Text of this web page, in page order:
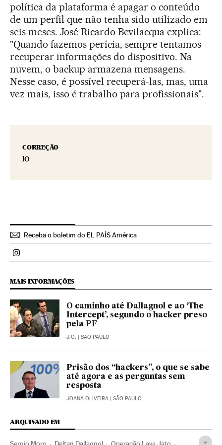
política da plataforma é apagar o conteúdo
de um perfil que não tenha sido utilizado em
seis meses. José Ricardo Bevilacqua explica:
"Quando fazemos perícia, sempre tentamos
recuperar informações do dispositivo. Na
nuvem, o backup armazena mensagens.
Nesse caso, é possível recuperá-las, mas, uma
vez mais, isso é trabalho para profissionais".
CORREÇÃO
lO
Receba o boletim do EL PAÍS América
Politica El País Brasil en Instagram
MAIS INFORMAÇÕES
O caminho até Dallagnol e ao ‘The
Intercept’, segundo o hacker preso
pela PF
J.O. | SÃO PAULO
Prisão dos “hackers”, o que se sabe
até agora e as perguntas sem
resposta
JOANA OLIVEIRA | SÃO PAULO
ARQUIVADO EM